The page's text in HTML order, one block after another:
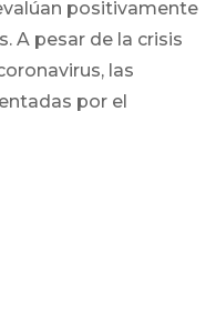
positivamente
A pesar de la crisis
las
por el